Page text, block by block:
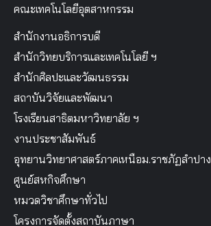
คณะเทคโนโลยีอุตสาหกรรม
สำนักงานอธิการบดี
สำนักวิทยบริการและเทคโนโลยี ฯ
สำนักศิลปะและวัฒนธรรม
สถาบันวิจัยและพัฒนา
โรงเรียนสาธิตมหาวิทยาลัย ฯ
งานประชาสัมพันธ์
อุทยานวิทยาศาสตร์ภาคเหนือม.ราชภัฏลำปาง
ศูนย์สหกิจศึกษา
หมวดวิชาศึกษาทั่วไป
โครงการจัดตั้งสถาบันภาษา